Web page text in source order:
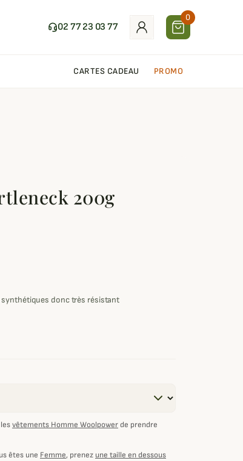
02 77 23 03 77
0
CARTES CADEAU PROMO
200g
synthétiques donc très résistant
vêtements Homme Woolpowerde prendre
êtes une Femme, prenez une taille en dessous